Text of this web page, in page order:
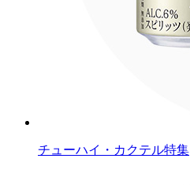
チューハイ・カクテル特集